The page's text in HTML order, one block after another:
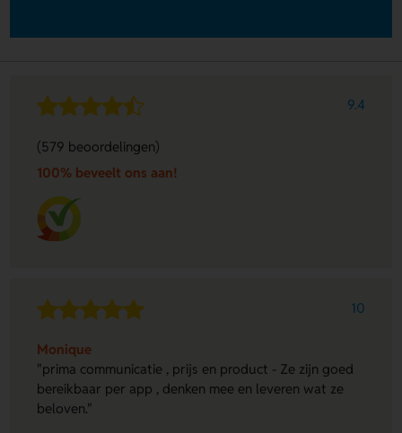
9.4
(579 beoordelingen)
100% beveelt ons aan!
10
Monique
"prima communicatie , prijs en product - Ze zijn goed
bereikbaar per app , denken mee en leveren wat ze
beloven."